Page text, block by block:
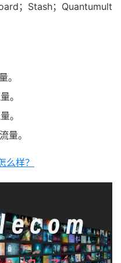
；Stash；Quantumult
。
。
。
量。
么样？